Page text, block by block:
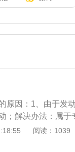
原因：1、由于发
；解决办法：属
定期更换的易损
阅读：1039